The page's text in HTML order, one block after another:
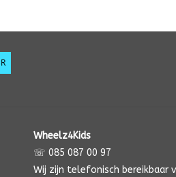
Wheelz4Kids
☏ 085 087 00 97
Wij zijn telefonisch bereikbaar